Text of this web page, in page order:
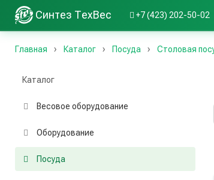
Синтез ТехВес +7 (423) 202-50-02
Главная Каталог Посуда Столовая
Каталог
Весовое оборудование
Оборудование
Посуда